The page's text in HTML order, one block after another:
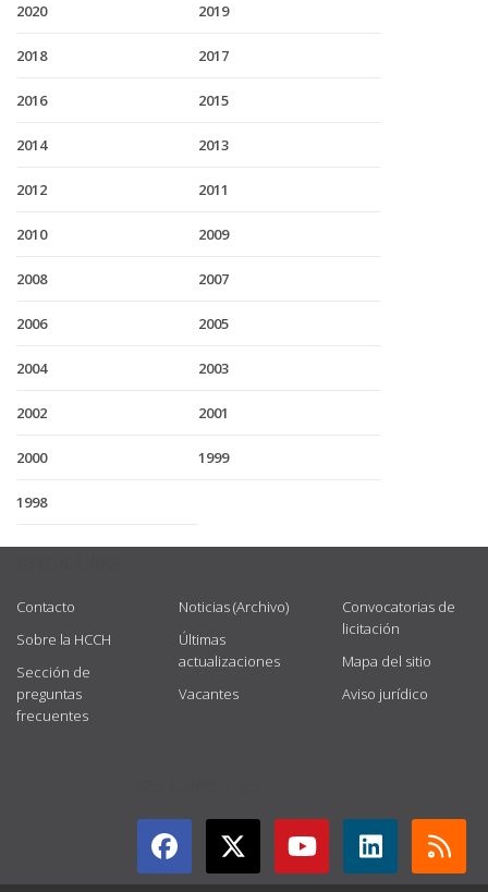
2020 2019
2018 2017
2016 2015
2014 2013
2012 2011
2010 2009
2008 2007
2006 2005
2004 2003
2002 2001
2000 1999
1998
Contacto
Sobre la HCCH
Sección de
preguntas
frecuentes
Noticias (Archivo)
Últimas
actualizaciones
Vacantes
Convocatorias de
licitación
Mapa del sitio
Aviso jurídico